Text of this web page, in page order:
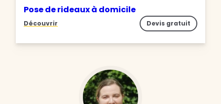
Pose de rideaux à domicile
Découvrir Devis gratuit